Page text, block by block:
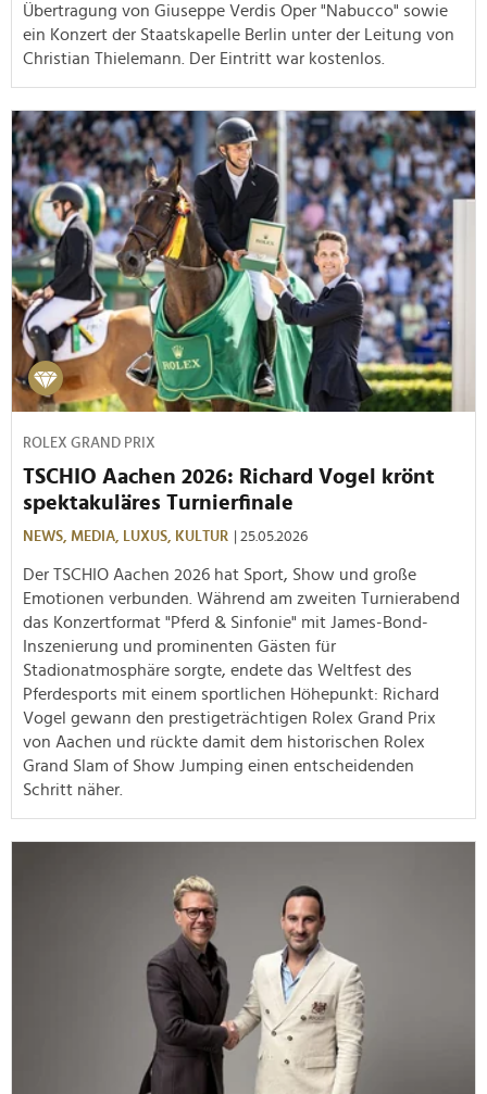
Übertragung von Giuseppe Verdis Oper "Nabucco" sowie
ein Konzert der Staatskapelle Berlin unter der Leitung von
Christian Thielemann. Der Eintritt war kostenlos.
ROLEX GRAND PRIX
TSCHIO Aachen 2026: Richard Vogel krönt
spektakuläres Turnierfinale
NEWS, MEDIA, LUXUS, KULTUR | 25.05.2026
Der TSCHIO Aachen 2026 hat Sport, Show und große
Emotionen verbunden. Während am zweiten Turnierabend
das Konzertformat "Pferd & Sinfonie" mit James-Bond-
Inszenierung und prominenten Gästen für
Stadionatmosphäre sorgte, endete das Weltfest des
Pferdesports mit einem sportlichen Höhepunkt: Richard
Vogel gewann den prestigeträchtigen Rolex Grand Prix
von Aachen und rückte damit dem historischen Rolex
Grand Slam of Show Jumping einen entscheidenden
Schritt näher.